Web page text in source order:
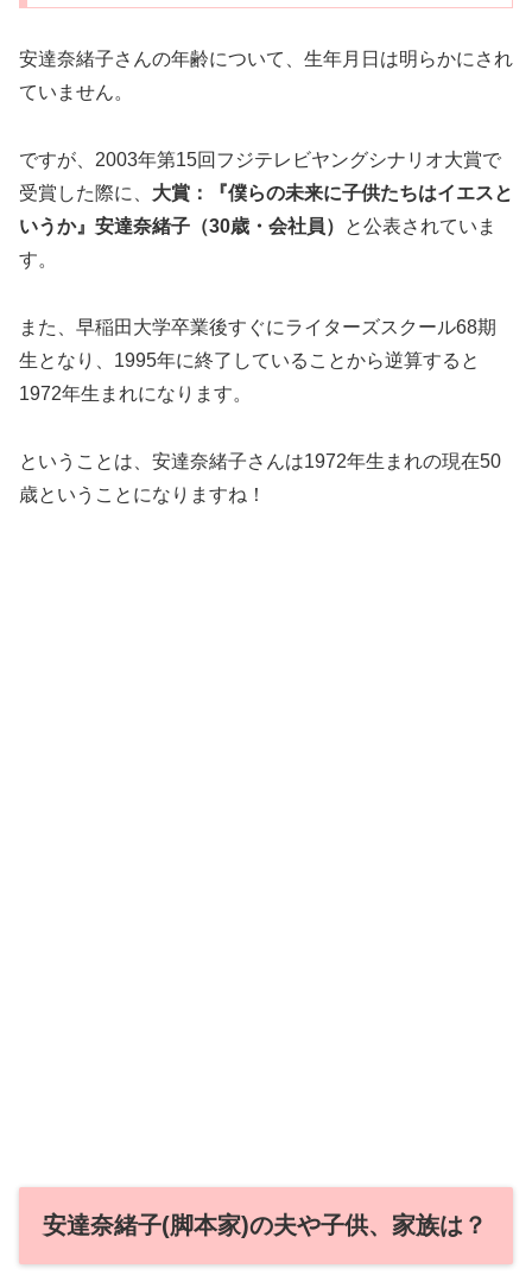
安達奈緒子さんの年齢について、生年月日は明らかにされ
ていません。
ですが、2003年第15回フジテレビヤングシナリオ大賞で
受賞した際に、 大賞：『僕らの未来に子供たちはイエスと
いうか』安達奈緒子（30歳・会社員）
と公表されていま
す。
また、早稲田大学卒業後すぐにライターズスクール68期
生となり、1995年に終了していることから逆算すると
1972年生まれになります。
ということは、安達奈緒子さんは1972年生まれの現在50
歳ということになりますね！
安達奈緒子(脚本家)の夫や子供、家族は？